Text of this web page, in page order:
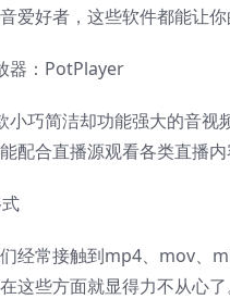
爱好者，这些软件都能让
器：PotPlayer
巧简洁却功能强大的音视
配合直播源观看各类直播内
经常接触到mp4、mov、
这些方面就显得力不从心